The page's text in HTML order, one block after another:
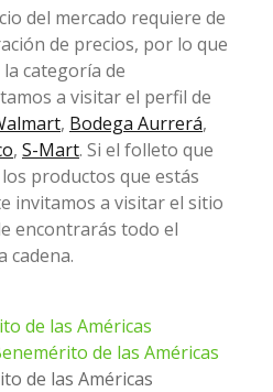
del mercado requiere de
de precios, por lo que
categoría de
a visitar el perfil de
, Bodega Aurrerá,
, S-Mart. Si el folleto que
productos que estás
invitamos a visitar el sitio
encontrarás todo el
cadena.
de las Américas
de las Américas
de las Américas